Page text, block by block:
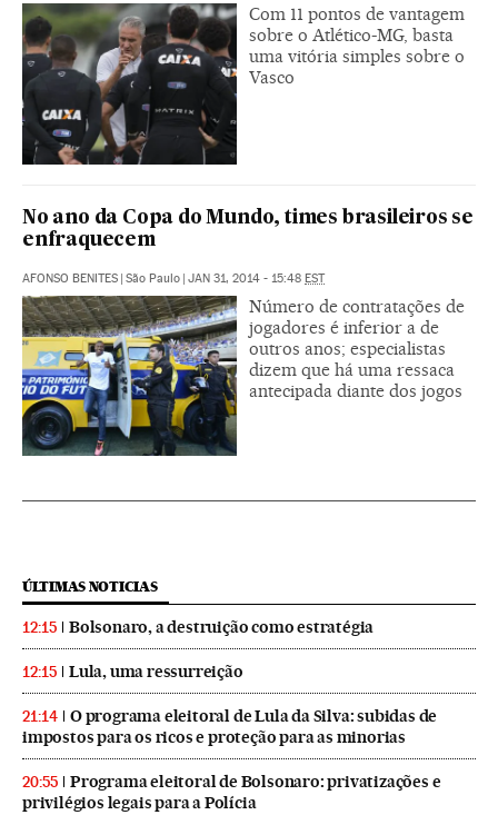
Com 11 pontos de vantagem
sobre o Atlético-MG, basta
uma vitória simples sobre o
Vasco
No ano da Copa do Mundo, times brasileiros se
enfraquecem
AFONSO BENITES | São Paulo | JAN 31, 2014 - 15:48 EST
Número de contratações de
jogadores é inferior a de
outros anos; especialistas
dizem que há uma ressaca
antecipada diante dos jogos
ÚLTIMAS NOTICIAS
12:15 Bolsonaro, a destruição como estratégia
12:15 Lula, uma ressurreição
21:14
O programa eleitoral de Lula da Silva: subidas de
impostos para os ricos e proteção para as minorias
20:55
Programa eleitoral de Bolsonaro: privatizações e
privilégios legais para a Polícia